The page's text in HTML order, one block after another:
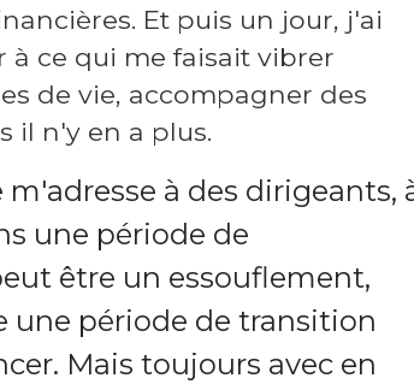
Et puis un jour, j'ai
à ce qui me faisait vibrer
de vie, accompagner des
il n'y en a plus.
à des dirigeants,
une période de
être un essouflement,
une période de transition
Mais toujours avec en